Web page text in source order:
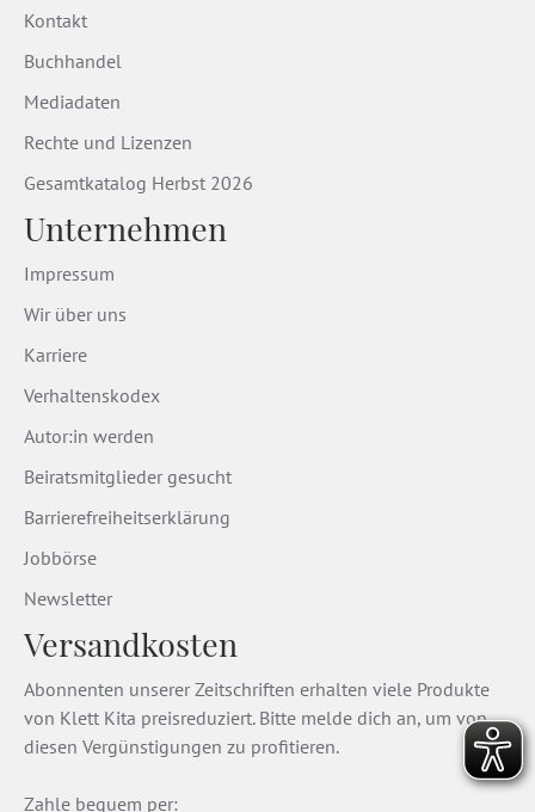
Kontakt
Buchhandel
Mediadaten
Rechte und Lizenzen
Gesamtkatalog Herbst 2026
Unternehmen
Impressum
Wir über uns
Karriere
Verhaltenskodex
Autor:in werden
Beiratsmitglieder gesucht
Barrierefreiheitserklärung
Jobbörse
Newsletter
Versandkosten
Abonnenten unserer Zeitschriften erhalten viele Produkte
von Klett Kita preisreduziert. Bitte melde dich an, um von
diesen Vergünstigungen zu profitieren.
Zahle bequem per: